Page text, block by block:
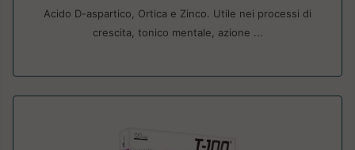
Acido D-aspartico, Ortica e Zinco. Utile nei processi di
crescita, tonico mentale, azione ...